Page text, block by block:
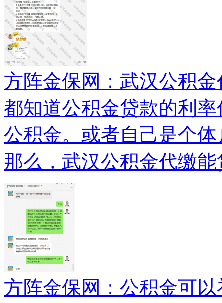
方阵金保网：武汉公积
都知道公积金贷款的利
公积金。或者自己是个
那么，武汉公积金代缴
方阵金保网：公积金可